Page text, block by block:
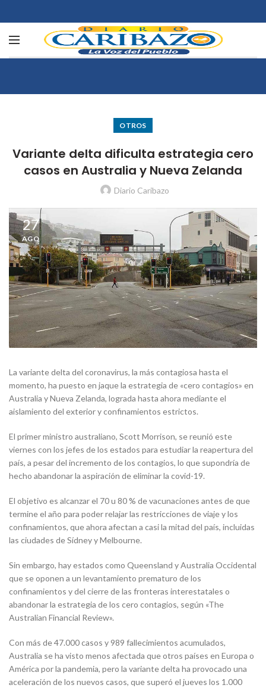
OTROS
Variante delta dificulta estrategia cero
casos en Australia y Nueva Zelanda
Diario Caribazo
27
AGO
La variante delta del coronavirus, la más contagiosa hasta el
momento, ha puesto en jaque la estrategia de «cero contagios» en
Australia y Nueva Zelanda, lograda hasta ahora mediante el
aislamiento del exterior y confinamientos estrictos.
El primer ministro australiano, Scott Morrison, se reunió este
viernes con los jefes de los estados para estudiar la reapertura del
país, a pesar del incremento de los contagios, lo que supondría de
hecho abandonar la aspiración de eliminar la covid-19.
El objetivo es alcanzar el 70 u 80 % de vacunaciones antes de que
termine el año para poder relajar las restricciones de viaje y los
confinamientos, que ahora afectan a casi la mitad del país, incluidas
las ciudades de Sídney y Melbourne.
Sin embargo, hay estados como Queensland y Australia Occidental
que se oponen a un levantamiento prematuro de los
confinamientos y del cierre de las fronteras interestatales o
abandonar la estrategia de los cero contagios, según «The
Australian Financial Review».
Con más de 47.000 casos y 989 fallecimientos acumulados,
Australia se ha visto menos afectada que otros países en Europa o
América por la pandemia, pero la variante delta ha provocado una
aceleración de los nuevos casos, que superó el jueves los 1.000